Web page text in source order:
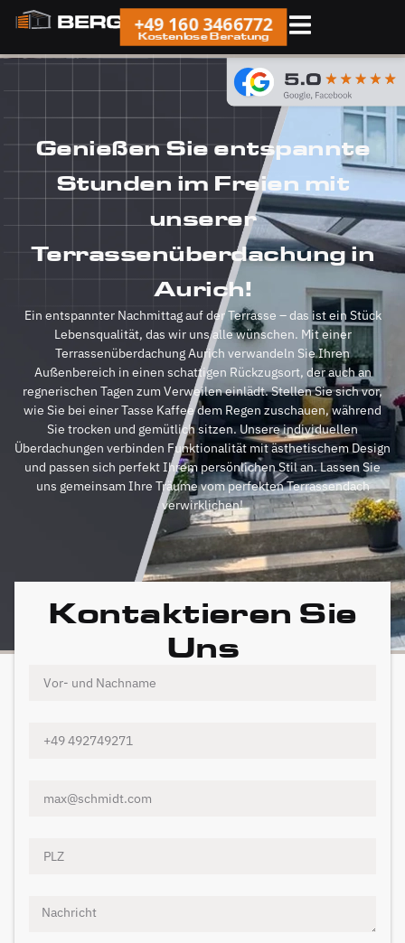
+49 160 3466772
Kostenlose Beratung
Genießen Sie entspannte
Stunden im Freien mit
unserer
Terrassenüberdachung in
Aurich!
Ein entspannter Nachmittag auf der Terrasse – das ist ein Stück
Lebensqualität, das wir uns alle wünschen. Mit einer
Terrassenüberdachung Aurich verwandeln Sie Ihren
Außenbereich in einen schattigen Rückzugsort, der auch an
regnerischen Tagen zum Verweilen einlädt. Stellen Sie sich vor,
wie Sie bei einer Tasse Kaffee dem Regen zuschauen, während
Sie trocken und gemütlich sitzen. Unsere individuellen
Überdachungen verbinden Funktionalität mit ästhetischem Design
und passen sich perfekt Ihrem persönlichen Stil an. Lassen Sie
uns gemeinsam Ihre Träume vom perfekten Terrassendach
verwirklichen!
Kontaktieren Sie
Uns